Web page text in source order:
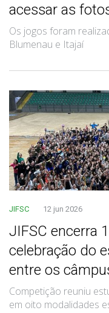
acessar as
Os jogos foram
Blumenau e Itajaí
JIFSC 12 jun 2026
JIFSC encerra
celebração do
entre os
Competição reuniu
em oito modalidades